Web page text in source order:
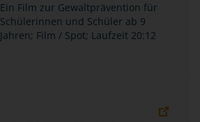
Ein Film zur Gewaltprävention für
Schülerinnen und Schüler ab 9
Jahren; Film / Spot; Laufzeit 20:12